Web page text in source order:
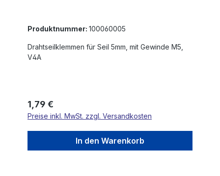
Produktnummer: 100060005
Drahtseilklemmen für Seil 5mm, mit Gewinde M5,
V4A
Regulärer Preis:
1,79 €
Preise inkl. MwSt. zzgl. Versandkosten
In den Warenkorb